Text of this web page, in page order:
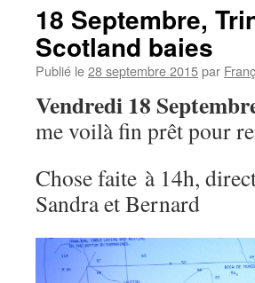
18 Septembre,
Scotland baies
Publié le28 septembre 2015par
Vendredi 18
me voilà fin prêt pour
Chose faite à 14h,
Sandra et Bernard